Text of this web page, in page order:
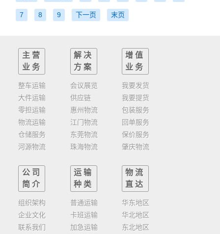
7 8 9 下一页 末页
主营
业务
整车运输
大件运输
零担运输
物流运输
仓储服务
河源物流
解决
方案
会议展览
供应链
惠州物流
江门物流
东莞物流
珠海物流
增值
业务
我要发货
我要提货
包装服务
回单服务
保价服务
肇庆物流
公司
简介
组织架构
企业文化
联系我们
运输
种类
普通运输
卡班运输
加急运输
物流
直达
华东地区
华北地区
东北地区